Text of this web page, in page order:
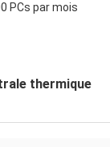
PCs par mois
thermique